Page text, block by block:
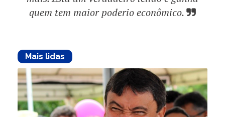
quem tem maior poderio econômico.
Mais lidas